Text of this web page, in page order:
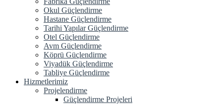
Okul Güçlendirme
Hastane Güçlendirme
Tarihi Yapılar Güçlendirme
Otel Güçlendirme
Avm Güçlendirme
Köprü Güçlendirme
Viyadük Güçlendirme
Tabliye Güçlendirme
Hizmetlerimiz
Projelendirme
Güçlendirme Projeleri